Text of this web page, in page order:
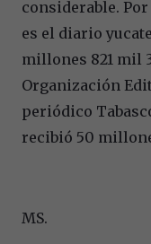
considerable.
es el diario
millones 821 mil
Organización
periódico
recibió 50
MS.